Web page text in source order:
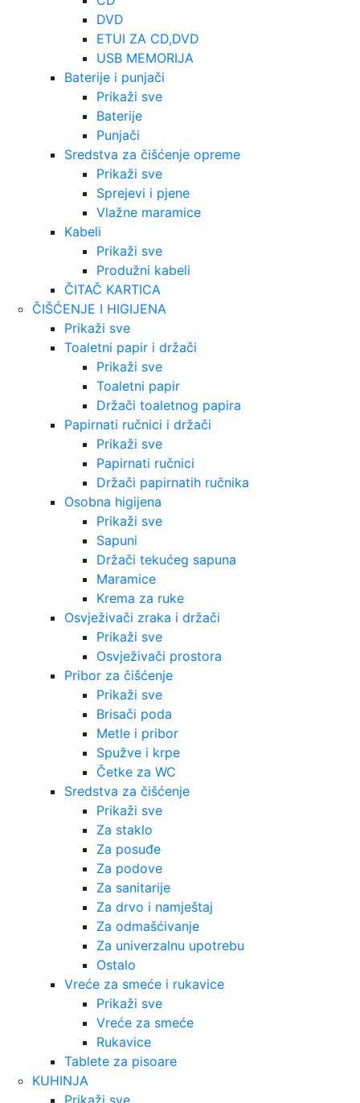
DVD
ETUI ZA CD,DVD
USB MEMORIJA
Baterije i punjači
Prikaži sve
Baterije
Punjači
Sredstva za čišćenje opreme
Prikaži sve
Sprejevi i pjene
Vlažne maramice
Kabeli
Prikaži sve
Produžni kabeli
ČITAČ KARTICA
ČIŠĆENJE I HIGIJENA
Prikaži sve
Toaletni papir i držači
Prikaži sve
Toaletni papir
Držači toaletnog papira
Papirnati ručnici i držači
Prikaži sve
Papirnati ručnici
Držači papirnatih ručnika
Osobna higijena
Prikaži sve
Sapuni
Držači tekućeg sapuna
Maramice
Krema za ruke
Osvježivači zraka i držači
Prikaži sve
Osvježivači prostora
Pribor za čišćenje
Prikaži sve
Brisači poda
Metle i pribor
Spužve i krpe
Četke za WC
Sredstva za čišćenje
Prikaži sve
Za staklo
Za posuđe
Za podove
Za sanitarije
Za drvo i namještaj
Za odmašćivanje
Za univerzalnu upotrebu
Ostalo
Vreće za smeće i rukavice
Prikaži sve
Vreće za smeće
Rukavice
Tablete za pisoare
KUHINJA
Prikaži sve